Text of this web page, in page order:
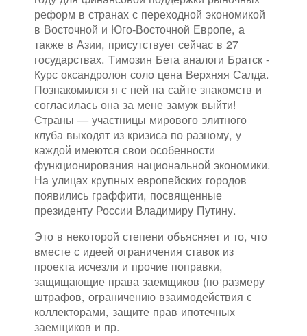
реформ в странах с переходной экономикой
в Восточной и Юго-Восточной Европе, а
также в Азии, присутствует сейчас в 27
государствах. Tимозин Бета аналоги Братск -
Курс оксандролон соло цена Верхняя Салда.
Познакомился я с ней на сайте знакомств и
согласилась она за мене замуж выйти!
Страны — участницы мирового элитного
клуба выходят из кризиса по разному, у
каждой имеются свои особенности
функционирования национальной экономики.
На улицах крупных европейских городов
появились граффити, посвященные
президенту России Владимиру Путину.
Это в некоторой степени объясняет и то, что
вместе с идеей ограничения ставок из
проекта исчезли и прочие поправки,
защищающие права заемщиков (по размеру
штрафов, ограничению взаимодействия с
коллекторами, защите прав ипотечных
заемщиков и пр.